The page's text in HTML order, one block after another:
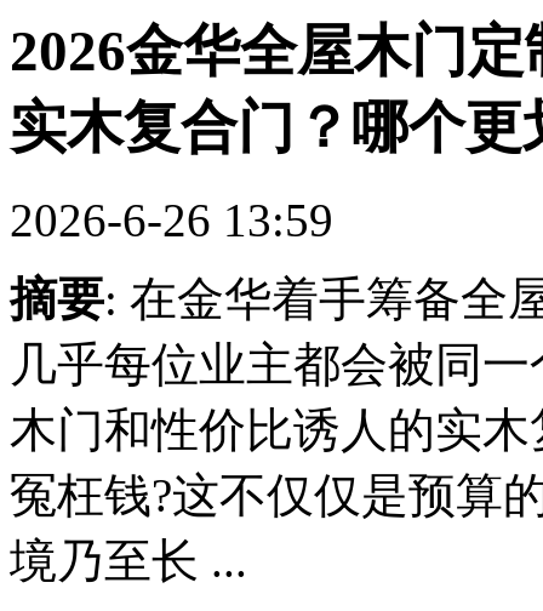
2026金华全屋木门
实木复合门？哪个更
2026-6-26 13:59
摘要: 在金华着手筹备全
几乎每位业主都会被同
木门和性价比诱人的实
冤枉钱?这不仅仅是预算
境乃至长 ...